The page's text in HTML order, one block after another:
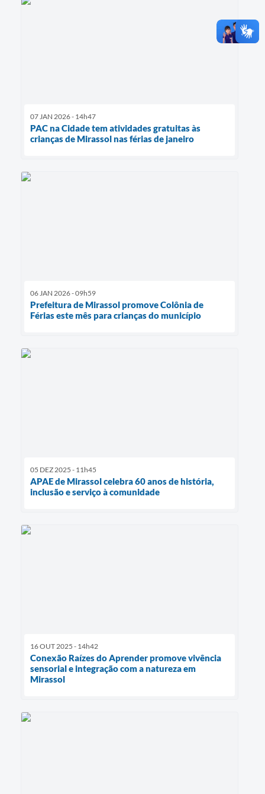
07 JAN 2026 - 14h47
PAC na Cidade tem atividades gratuitas às
crianças de Mirassol nas férias de janeiro
06 JAN 2026 - 09h59
Prefeitura de Mirassol promove Colônia de
Férias este mês para crianças do município
05 DEZ 2025 - 11h45
APAE de Mirassol celebra 60 anos de história,
inclusão e serviço à comunidade
16 OUT 2025 - 14h42
Conexão Raízes do Aprender promove vivência
sensorial e integração com a natureza em
Mirassol